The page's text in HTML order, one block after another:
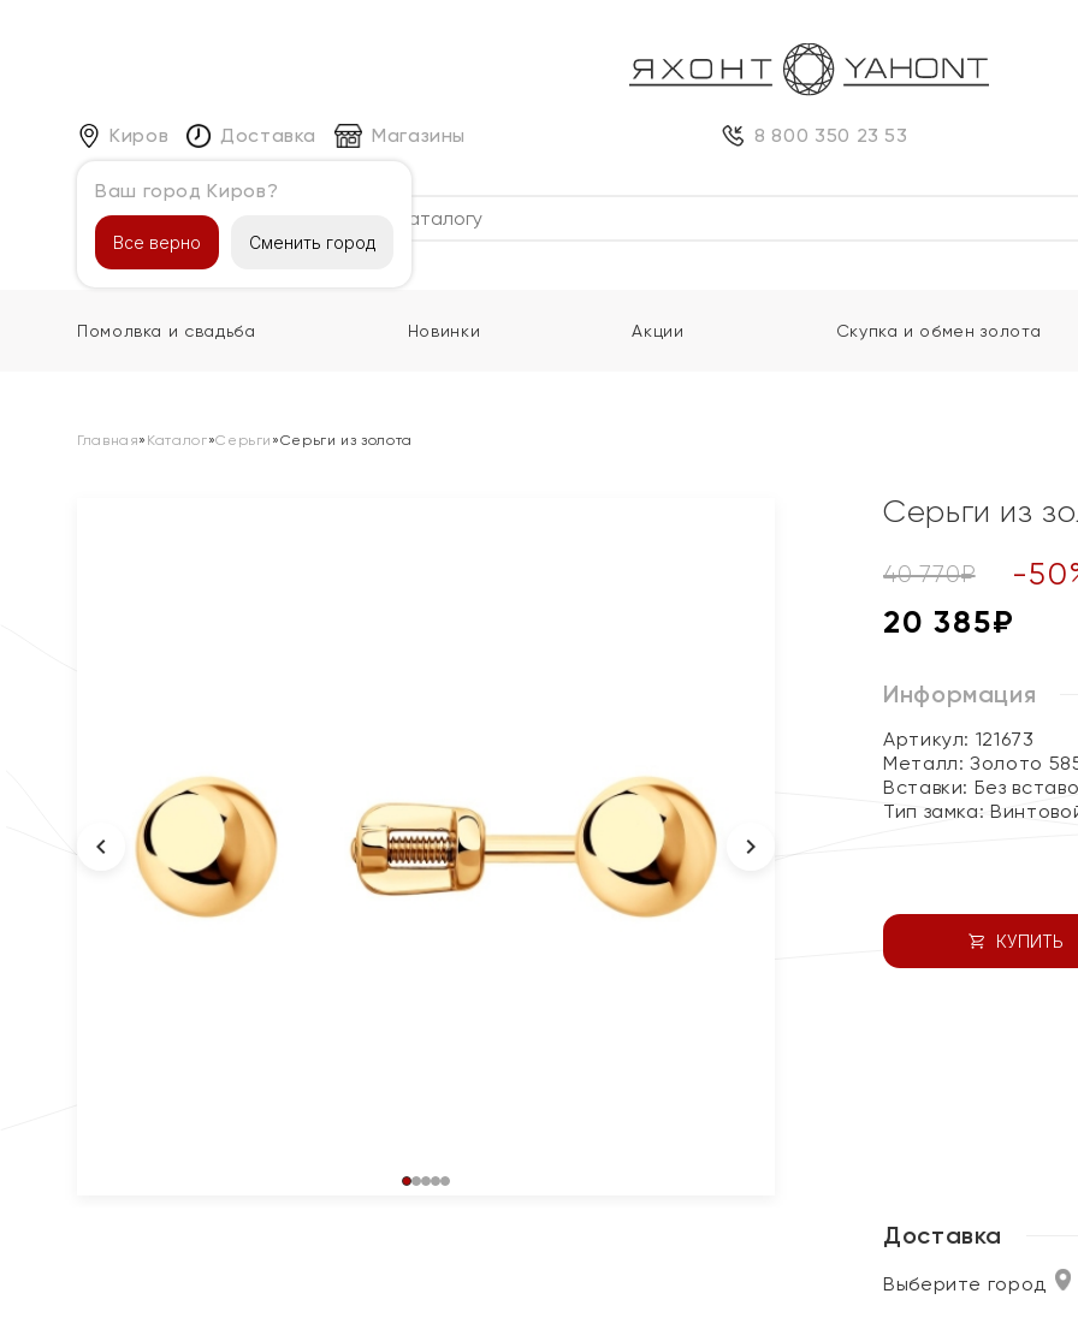
Киров
Ваш город Киров?
Все верно Сменить город
Доставка Магазины 8 800 350 23 53
Каталог
Помолвка и свадьба Новинки Акции Скупка и обмен золота
Главная» Каталог»Серьги »Серьги из золота
Серьги из
40 770₽ -50
20 385₽
Информация
Артикул: 121673
Металл:Золото
Вставки: Без
Тип замка:
КУПИТЬ
Доставка
Выберите город